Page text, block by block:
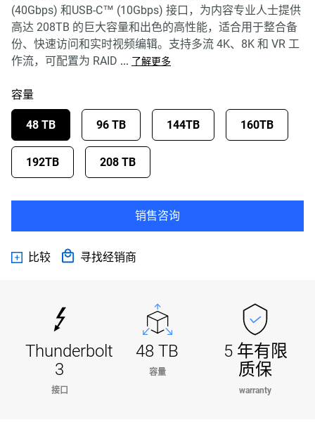
(40Gbps) 和USB-C™ (10Gbps) 接口，为内容专业人士提供
高达 208TB 的巨大容量和出色的高性能，适合用于整合备
份、快速访问和实时视频编辑。支持多流 4K、8K 和 VR 工
作流，可配置为 RAID ... 了解更多
容量
48 TB 96 TB 144TB 160TB
192TB 208 TB
销售咨询
比较 寻找经销商
Thunderbolt
3
接口
48 TB
容量
5 年有限
质保
warranty